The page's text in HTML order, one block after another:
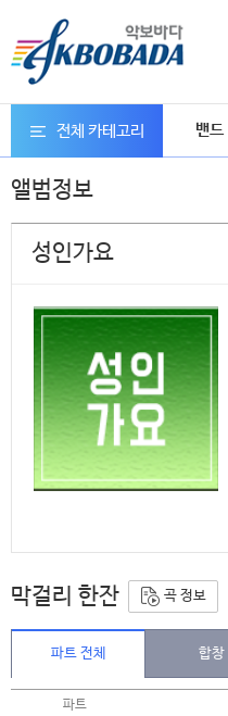
전체 카테고리 밴드
앨범정보
성인가요
막걸리 한잔 곡 정보
파트 전체 합창
파트